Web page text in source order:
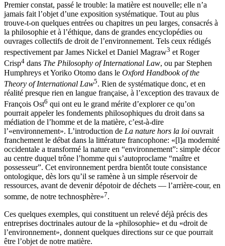
Premier constat, passé le trouble: la matière est nouvelle; elle n’a
jamais fait l’objet d’une exposition systématique. Tout au plus
trouve-t-on quelques entrées ou chapitres un peu larges, consacrés à
la philosophie et à l’éthique, dans de grandes encyclopédies ou
ouvrages collectifs de droit de l’environnement. Tels ceux rédigés
respectivement par James Nickel et Daniel Magraw3 et Roger
Crisp4 dans The Philosophy of International Law, ou par Stephen
Humphreys et Yoriko Otomo dans le Oxford Handbook of the
Theory of International Law5. Rien de systématique donc, et en
réalité presque rien en langue française, à l’exception des travaux de
François Ost6 qui ont eu le grand mérite d’explorer ce qu’on
pourrait appeler les fondements philosophiques du droit dans sa
médiation de l’homme et de la matière, c’est-à-dire
l’«environnement». L’introduction de La nature hors la loi ouvrait
franchement le débat dans la littérature francophone: «[l]‌a modernité
occidentale a transformé la nature en “environnement”: simple décor
au centre duquel trône l’homme qui s’autoproclame “maître et
possesseur”. Cet environnement perdra bientôt toute consistance
ontologique, dès lors qu’il se ramène à un simple réservoir de
ressources, avant de devenir dépotoir de déchets — l’arrière-cour, en
somme, de notre technosphère»7.
Ces quelques exemples, qui constituent un relevé déjà précis des
entreprises doctrinales autour de la «philosophie» et du «droit de
l’environnement», donnent quelques directions sur ce que pourrait
être l’objet de notre matière.